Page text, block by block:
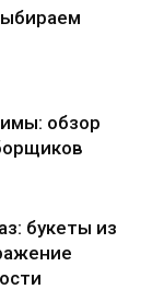
обзор
букеты из